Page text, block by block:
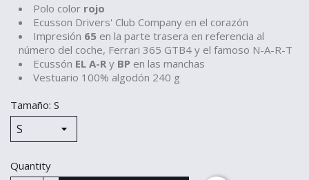
Polo color rojo
Ecusson Drivers' Club Company en el corazón
Impresión 65 en la parte trasera en referencia al
número del coche, Ferrari 365 GTB4 y el famoso N-A-R-T
Ecussón EL A-R y BP en las manchas
Vestuario 100% algodón 240 g
Tamaño: S
Quantity